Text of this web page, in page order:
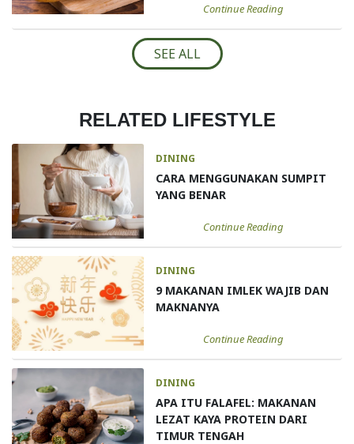
Continue Reading
SEE ALL
RELATED LIFESTYLE
DINING
CARA MENGGUNAKAN SUMPIT
YANG BENAR
Continue Reading
DINING
9 MAKANAN IMLEK WAJIB DAN
MAKNANYA
Continue Reading
DINING
APA ITU FALAFEL: MAKANAN
LEZAT KAYA PROTEIN DARI
TIMUR TENGAH